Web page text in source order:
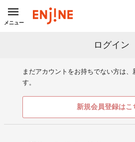
メニュー
ログイン
まだアカウントをお持ちでない方は
す。
新規会員登録はこ